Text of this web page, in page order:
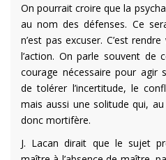
On pourrait croire que la
au nom des défenses. Ce
n’est pas excuser. C’est
l’action. On parle souvent de
courage nécessaire pour agir
de tolérer l’incertitude, le
mais aussi une solitude qui,
donc mortifère.
J. Lacan dirait que le sujet